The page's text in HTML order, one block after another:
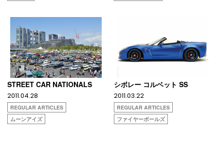
STREET CAR NATIONALS
2011.04.28
REGULAR ARTICLES
ムーンアイズ
シボレー コルベット SS
2011.03.22
REGULAR ARTICLES
ファイヤーボールズ